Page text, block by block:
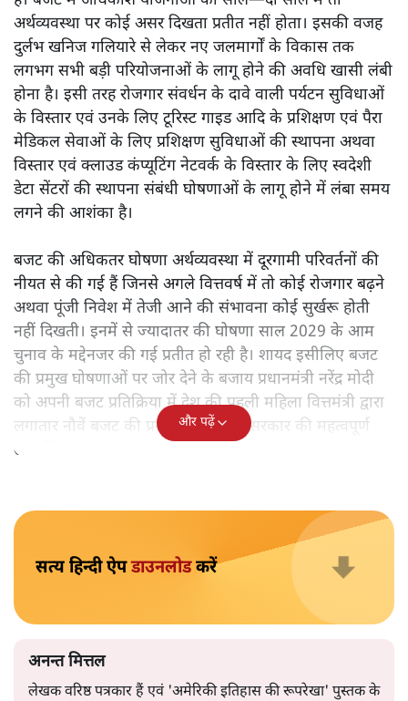
अनन्त मित्तल
यह बजट नीतिगत नतीजों से ज़्यादा घोषणाओं पर टिका क्यों दिखता
है? आंकड़ों, ज़मीनी हकीकत और वादों के बीच घोषणा-प्रधान बजट
केंद्रीय वित्तमंत्री निर्मला सीतारमण द्वारासंसद में प्रस्तुत साल
2026—27 का केंद्रीय बजट बीजेपी और प्रधानमंत्री नरेंद्र मोदी
द्वारा साल 2014 में जारी घोषणा पत्र की तरह वायदों का पुलिंदा
है। बजट में अधिकांश योजनाओं का साल—दो साल में तो
अर्थव्यवस्था पर कोई असर दिखता प्रतीत नहीं होता। इसकी वजह
दुर्लभ खनिज गलियारे से लेकर नए जलमार्गों के विकास तक
के विस्तार एवं उनके लिए टूरिस्ट गाइड आदि के प्रशिक्षण एवं पैरा
मेडिकल सेवाओं के लिए प्रशिक्षण सुविधाओं की स्थापना अथवा
विस्तार एवं क्लाउड कंप्यूटिंग नेटवर्क के विस्तार के लिए स्वदेशी
डेटा सेंटरों की स्थापना संबंधी घोषणाओं के लागू होने में लंबा समय
लगने की आशंका है।
बजट की अधिकतर घोषणा अर्थव्यवस्था में दूरगामी परिवर्तनों की
नीयत से की गई हैं जिनसे अगले वित्तवर्ष में तो कोई रोजगार बढ़ने